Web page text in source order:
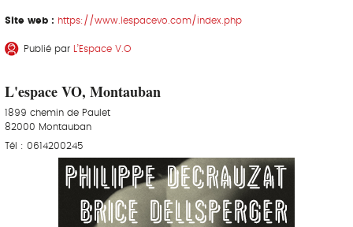
Site web : https://www.lespacevo.com/index.php
Publié par L’Espace V.O
L'espace VO, Montauban
1899 chemin de Paulet
82000 Montauban
Tél : 0614200245